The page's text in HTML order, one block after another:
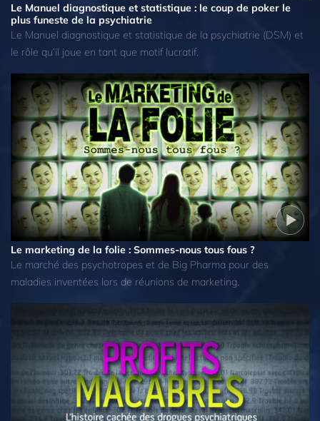
Le Manuel diagnostique et statistique : le coup de poker le
plus funeste de la psychiatrie
Le Manuel diagnostique et statistique de la psychiatrie (DSM) et
le rôle qu’il joue en tant que motif lucratif.
Le marketing de la folie : Sommes-nous tous fous ?
Le marché des psychotropes et de Big Pharma pour des
maladies inventées lors de réunions de marketing.